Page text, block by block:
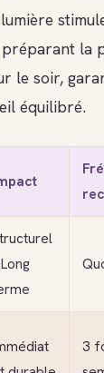
la
le soir,
équilibré.
3